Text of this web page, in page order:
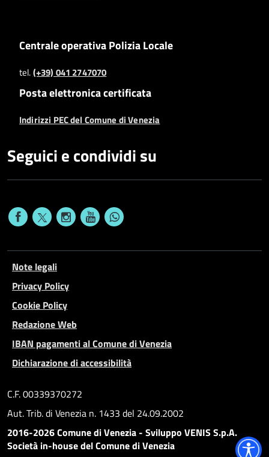
Centrale operativa Polizia Locale
tel.(+39) 041 2747070
Posta elettronica certificata
Indirizzi PEC del Comune di Venezia
Seguici e condividi su
Note legali
Privacy Policy
Cookie Policy
Redazione Web
IBAN pagamenti al Comune di Venezia
Dichiarazione di accessibilità
C.F. 00339370272
Aut. Trib. di Venezia n. 1433 del 24.09.2002
2016-2026 Comune di Venezia - Sviluppo VENIS S.p.A.
Società in-house del Comune di Venezia